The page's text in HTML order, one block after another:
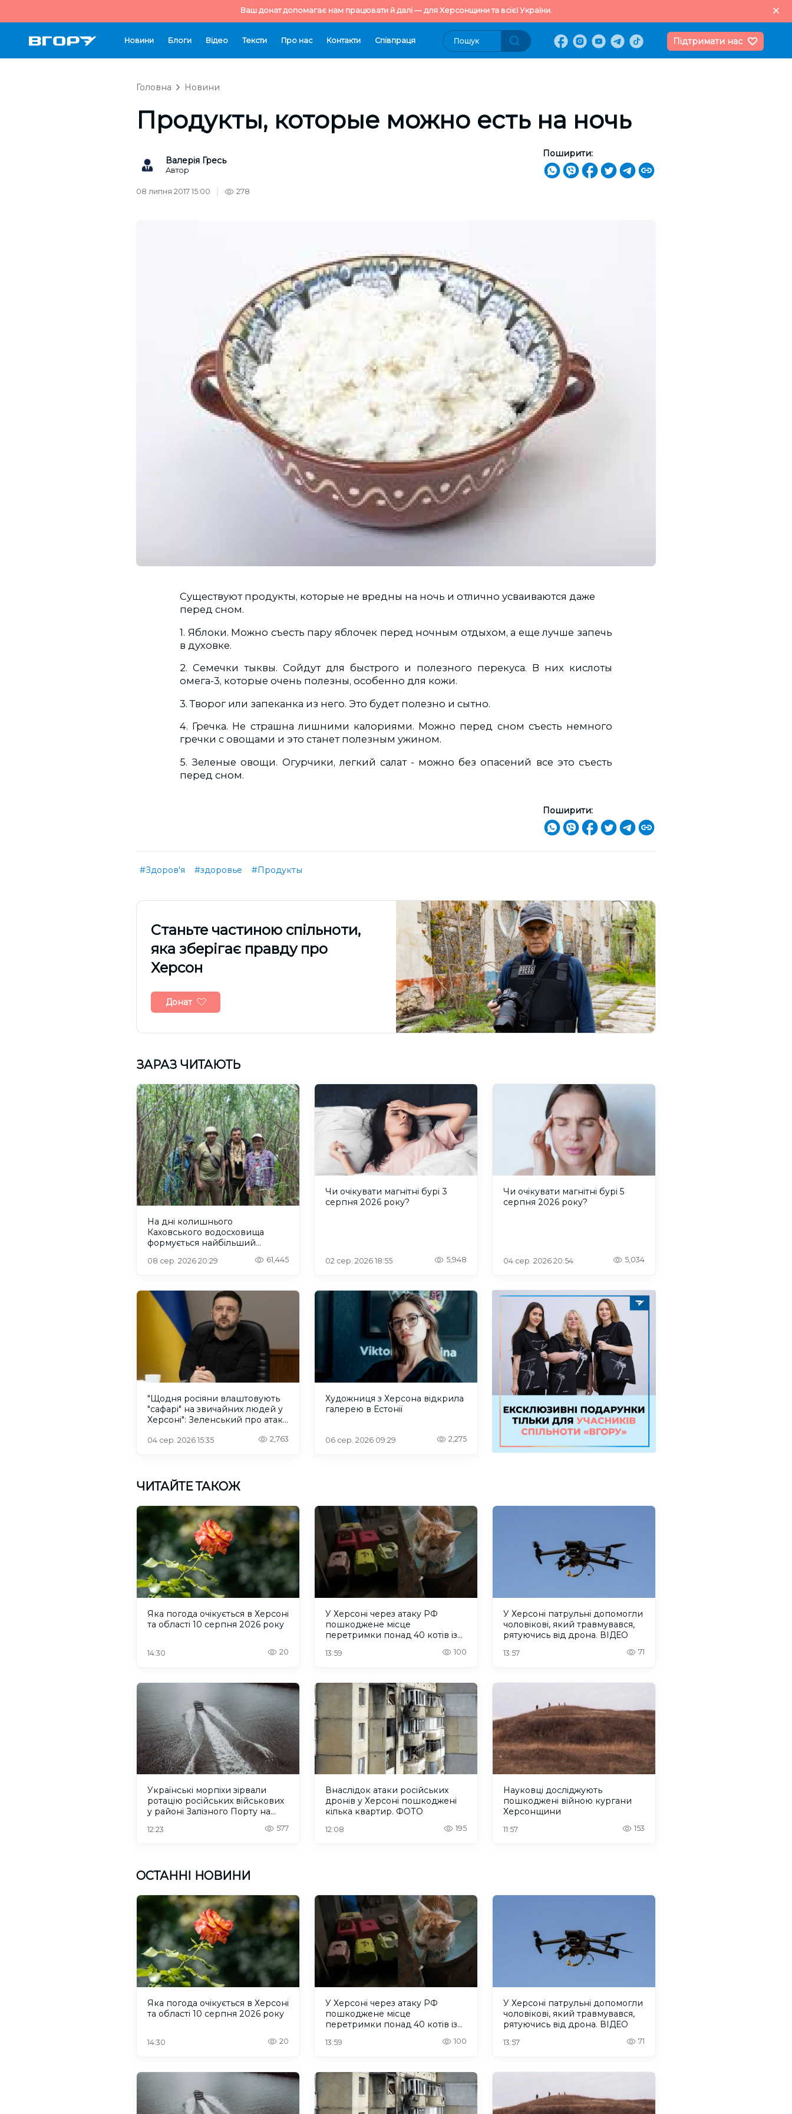
Ваш донат допомагає нам працювати й далі — для Херсонщини та всієї України.
Новини Блоги Відео Тексти Про нас Контакти Cпівпраця Підтримати нас
Головна Новини
Продукты, которые можно есть на ночь
Валерія Гресь
Автор
Поширити:
08 липня 2017 15:00 278
Существуют продукты, которые не вредны на ночь и отлично усваиваются даже
перед сном.
1. Яблоки. Можно съесть пару яблочек перед ночным отдыхом, а еще лучше запечь
в духовке.
2. Семечки тыквы. Сойдут для быстрого и полезного перекуса. В них кислоты
омега-3, которые очень полезны, особенно для кожи.
3. Творог или запеканка из него. Это будет полезно и сытно.
4. Гречка. Не страшна лишними калориями. Можно перед сном съесть немного
гречки с овощами и это станет полезным ужином.
5. Зеленые овощи. Огурчики, легкий салат - можно без опасений все это съесть
перед сном.
Поширити:
#Здоров'я #здоровье #Продукты
Cтаньте частиною спільноти,
яка зберігає правду про
Херсон
Донат
ЗАРАЗ ЧИТАЮТЬ
На дні колишнього
Каховського водосховища
формується найбільший
08 сер. 2026 20:29 61,445
Чи очікувати магнітні бурі 3
серпня 2026 року?
02 сер. 2026 18:55 5,948
Чи очікувати магнітні бурі 5
серпня 2026 року?
04 сер. 2026 20:54 5,034
"Щодня росіяни влаштовують
"сафарі" на звичайних людей у
Херсоні": Зеленський про атаку
04 сер. 2026 15:35 2,763
Художниця з Херсона відкрила
галерею в Естонії
06 сер. 2026 09:29 2,275
ЧИТАЙТЕ ТАКОЖ
Яка погода очікується в Херсоні
та області 10 серпня 2026 року
14:30 20
У Херсоні через атаку РФ
пошкоджене місце
перетримки понад 40 котів із
13:59 100
У Херсоні патрульні допомогли
чоловікові, який травмувався,
рятуючись від дрона. ВІДЕО
13:57 71
Українські морпіхи зірвали
ротацію російських військових
у районі Залізного Порту на
12:23 577
Внаслідок атаки російських
дронів у Херсоні пошкоджені
кілька квартир. ФОТО
12:08 195
Науковці досліджують
пошкоджені війною кургани
Херсонщини
11:57 153
ОСТАННІ НОВИНИ
Яка погода очікується в Херсоні
та області 10 серпня 2026 року
14:30 20
У Херсоні через атаку РФ
пошкоджене місце
перетримки понад 40 котів із
13:59 100
У Херсоні патрульні допомогли
чоловікові, який травмувався,
рятуючись від дрона. ВІДЕО
13:57 71